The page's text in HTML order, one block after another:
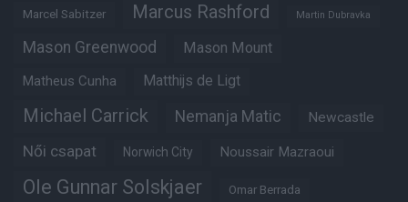
Marcel Sabitzer Marcus Rashford Martin Dubravka
Mason Greenwood Mason Mount
Matheus Cunha Matthijs de Ligt
Michael Carrick Nemanja Matic Newcastle
Női csapat Norwich City Noussair Mazraoui
Ole Gunnar Solskjaer Omar Berrada